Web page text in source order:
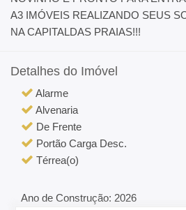
A3 IMÓVEIS REALIZANDO SEUS
NA CAPITALDAS PRAIAS!!!
Detalhes do Imóvel
Alarme
Alvenaria
De Frente
Portão Carga Desc.
Térrea(o)
Ano de Construção: 2026